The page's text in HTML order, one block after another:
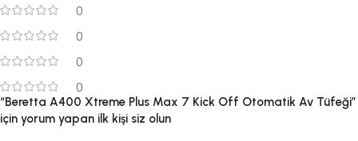
0
0
0
0
“Beretta A400 Xtreme Plus Max 7 Kick Off Otomatik Av Tüfeği”
için yorum yapan ilk kişi siz olun